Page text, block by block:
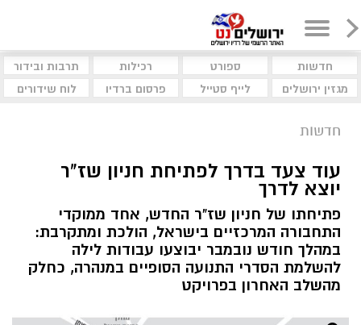
חדשות ספורט רכילות
תרבות ובידור
מגזין ירושלים
לייף סטייל פרסום ברדיו לוח שידורים
חדשות
עוד צעד בדרך לפתיחת חניון שז"ר
יוצא לדרך
פתיחתו של חניון שז"ר החדש, אחד ממוקדי
התחבורה המרכזיים בישראל, הולכת ומתקרבת:
במהלך חודש נובמבר יבוצעו עבודות לילה
להשלמת הסדרי התנועה הסופיים במנהרה, כחלק
מהשלב האחרון בפרויקט